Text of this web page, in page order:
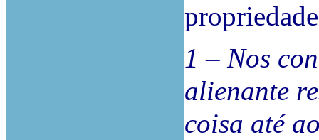
1 – Nos
alienante
coisa até